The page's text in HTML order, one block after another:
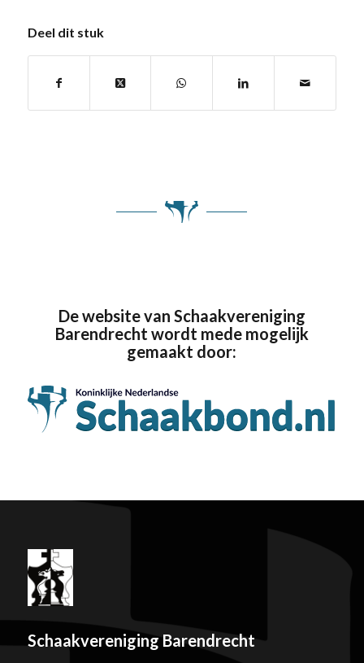
Deel dit stuk
De website van Schaakvereniging
Barendrecht wordt mede mogelijk
gemaakt door:
Schaakvereniging Barendrecht